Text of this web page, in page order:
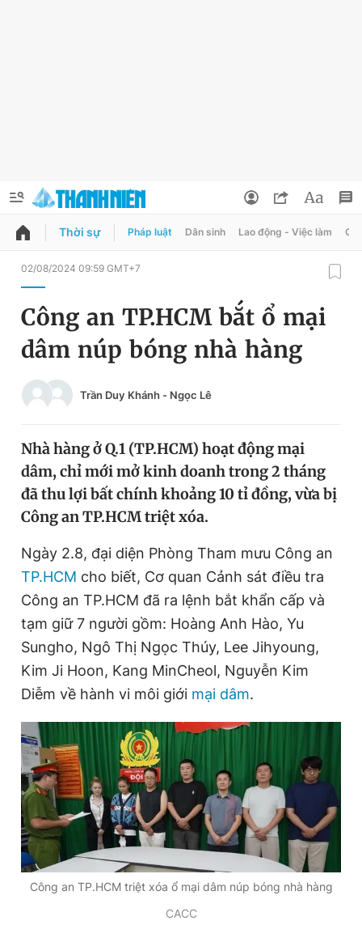
QUẢNG CÁO
Chuyên mục
Chuyên mục khác
Tin thị trường Tin 360
Video Magazine
Sản phẩm khác
Tiện ích Bạn cần biết
Thông tin tòa soạn Liên hệ quảng cáo
Đọc Thanh Niên trên điện thoại
Đổi mật khẩu
Tin đã lưu
Tin đã xem
Đăng xuất
Thời sự Pháp luật Dân sinh Lao động - Việc làm
02/08/2024 09:59 GMT+7
Công an TP.HCM bắt ổ mại
dâm núp bóng nhà hàng
Trần Duy Khánh - Ngọc Lê
Nhà hàng ở Q.1 (TP.HCM) hoạt động mại
dâm, chỉ mới mở kinh doanh trong 2 tháng
đã thu lợi bất chính khoảng 10 tỉ đồng, vừa bị
Công an TP.HCM triệt xóa.
Ngày 2.8, đại diện Phòng Tham mưu Công an
TP.HCM cho biết, Cơ quan Cảnh sát điều tra
Công an TP.HCM đã ra lệnh bắt khẩn cấp và
tạm giữ 7 người gồm: Hoàng Anh Hào, Yu
Sungho, Ngô Thị Ngọc Thúy, Lee Jihyoung,
Kim Ji Hoon, Kang MinCheol, Nguyễn Kim
Diễm về hành vi môi giới mại dâm.
Công an TP.HCM triệt xóa ổ mại dâm núp bóng nhà hàng
CACC